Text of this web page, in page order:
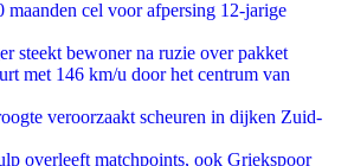
cel voor afpersing 12-jarige
steekt bewoner na ruzie over pakket
met 146 km/u door het centrum van
veroorzaakt scheuren in dijken Zuid-
overleeft matchpoints, ook Griekspoor